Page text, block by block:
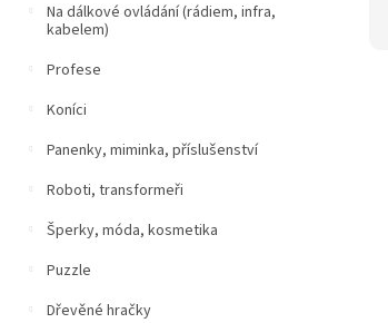
Na dálkové ovládání (rádiem, infra,
kabelem)
Profese
Koníci
Panenky, miminka, příslušenství
Roboti, transformeři
Šperky, móda, kosmetika
Puzzle
Dřevěné hračky